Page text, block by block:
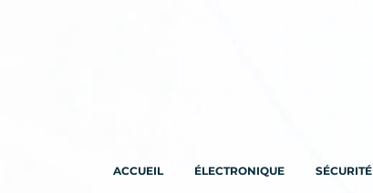
ACCUEIL ÉLECTRONIQUE SÉCURITÉ